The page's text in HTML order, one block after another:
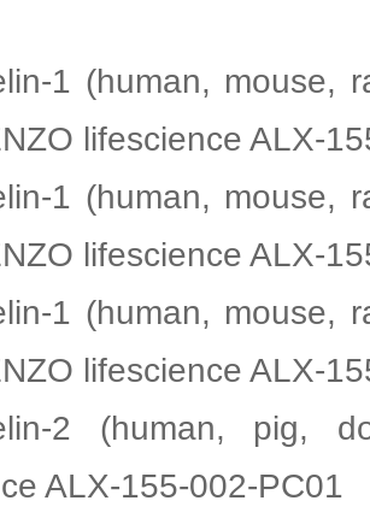
1 (human, mouse,
lifescience ALX-
1 (human, mouse,
lifescience ALX-
1 (human, mouse,
lifescience ALX-
2 (human, pig,
ALX-155-002-PC01